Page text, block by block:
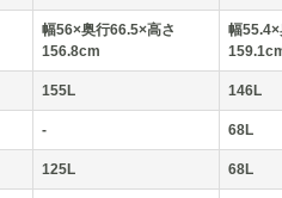
幅56×奥行66.5×高さ
156.8cm
幅
155L 146L
- 68L
125L 68L